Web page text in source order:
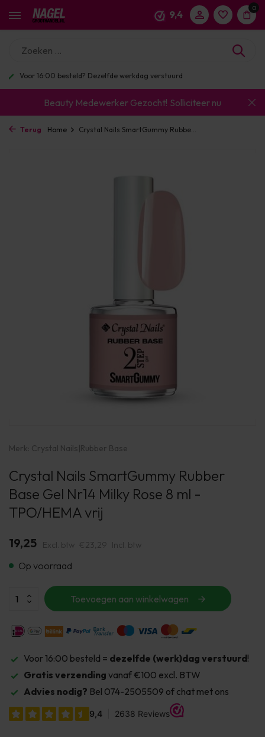
9,4
0
Enorm assortiment & alle bekende merken
Beauty Medewerker Gezocht! Solliciteer nu
Terug Home Crystal Nails SmartGummy Rubbe...
Merk: Crystal Nails|Rubber Base
Crystal Nails SmartGummy Rubber
Base Gel Nr14 Milky Rose 8 ml -
TPO/HEMA vrij
19,25 Excl. btw €23,29 Incl. btw
Op voorraad
Toevoegen aan winkelwagen
Voor 16:00 besteld = dezelfde (werk)dag verstuurd!
Gratis verzending vanaf €100 excl. BTW
Advies nodig? Bel 074-2505509 of chat met ons